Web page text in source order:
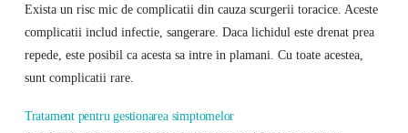
Exista un risc mic de complicatii din cauza scurgerii toracice. Aceste
complicatii includ infectie, sangerare. Daca lichidul este drenat prea
repede, este posibil ca acesta sa intre in plamani. Cu toate acestea,
sunt complicatii rare.
Tratament pentru gestionarea simptomelor